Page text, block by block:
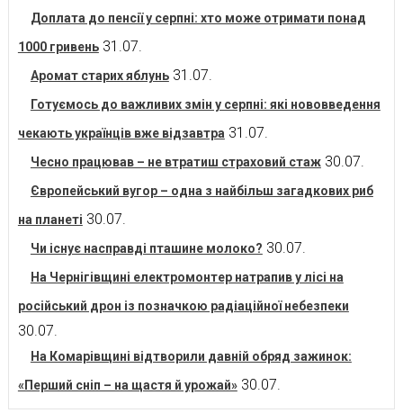
Доплата до пенсії у серпні: хто може отримати понад
1000 гривень 31.07.
Аромат старих яблунь 31.07.
Готуємось до важливих змін у серпні: які нововведення
чекають українців вже відзавтра 31.07.
Чесно працював – не втратиш страховий стаж 30.07.
Європейський вугор – одна з найбільш загадкових риб
на планеті 30.07.
Чи існує насправді пташине молоко? 30.07.
На Чернігівщині електромонтер натрапив у лісі на
російський дрон із позначкою радіаційної небезпеки
30.07.
На Комарівщині відтворили давній обряд зажинок:
«Перший сніп – на щастя й урожай» 30.07.